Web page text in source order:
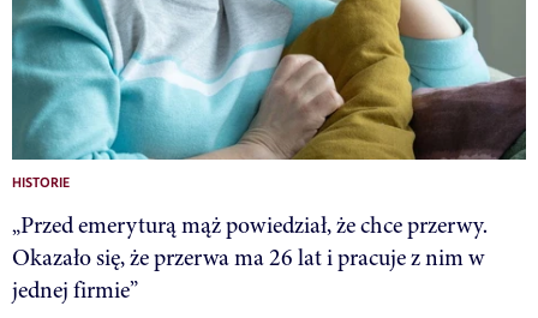
HISTORIE
„Przed emeryturą mąż powiedział, że chce przerwy.
Okazało się, że przerwa ma 26 lat i pracuje z nim w
jednej firmie”